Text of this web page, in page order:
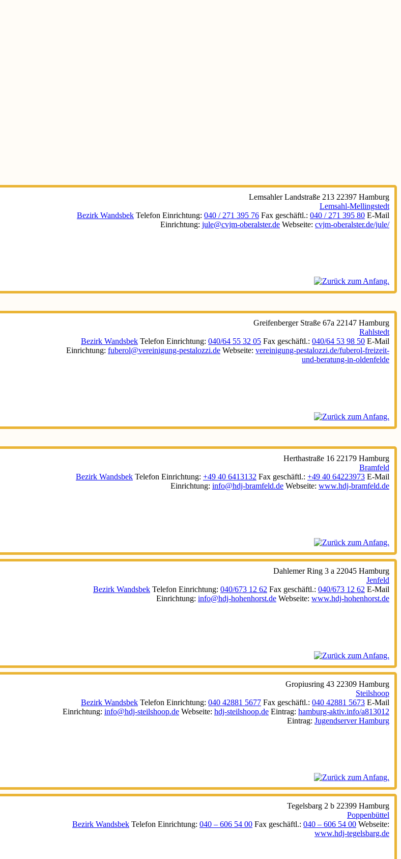
Lemsahler Landstraße 213 22397 Hamburg
Lemsahl-Mellingstedt
Bezirk Wandsbek Telefon Einrichtung: 040 / 271 395 76 Fax geschäftl.: 040 / 271 395 80 E-Mail
Einrichtung: jule@cvjm-oberalster.de Webseite: cvjm-oberalster.de/jule/
Greifenberger Straße 67a 22147 Hamburg
Rahlstedt
Bezirk Wandsbek Telefon Einrichtung: 040/64 55 32 05 Fax geschäftl.: 040/64 53 98 50 E-Mail
Einrichtung: fuberol@vereinigung-pestalozzi.de Webseite: vereinigung-pestalozzi.de/fuberol-freizeit-
und-beratung-in-oldenfelde
Herthastraße 16 22179 Hamburg
Bramfeld
Bezirk Wandsbek Telefon Einrichtung: +49 40 6413132 Fax geschäftl.: +49 40 64223973 E-Mail
Einrichtung: info@hdj-bramfeld.de Webseite: www.hdj-bramfeld.de
Dahlemer Ring 3 a 22045 Hamburg
Jenfeld
Bezirk Wandsbek Telefon Einrichtung: 040/673 12 62 Fax geschäftl.: 040/673 12 62 E-Mail
Einrichtung: info@hdj-hohenhorst.de Webseite: www.hdj-hohenhorst.de
Gropiusring 43 22309 Hamburg
Steilshoop
Bezirk Wandsbek Telefon Einrichtung: 040 42881 5677 Fax geschäftl.: 040 42881 5673 E-Mail
Einrichtung: info@hdj-steilshoop.de Webseite: hdj-steilshoop.de Eintrag: hamburg-aktiv.info/a813012
Eintrag: Jugendserver Hamburg
Tegelsbarg 2 b 22399 Hamburg
Poppenbüttel
Bezirk Wandsbek Telefon Einrichtung: 040 – 606 54 00 Fax geschäftl.: 040 – 606 54 00 Webseite:
www.hdj-tegelsbarg.de